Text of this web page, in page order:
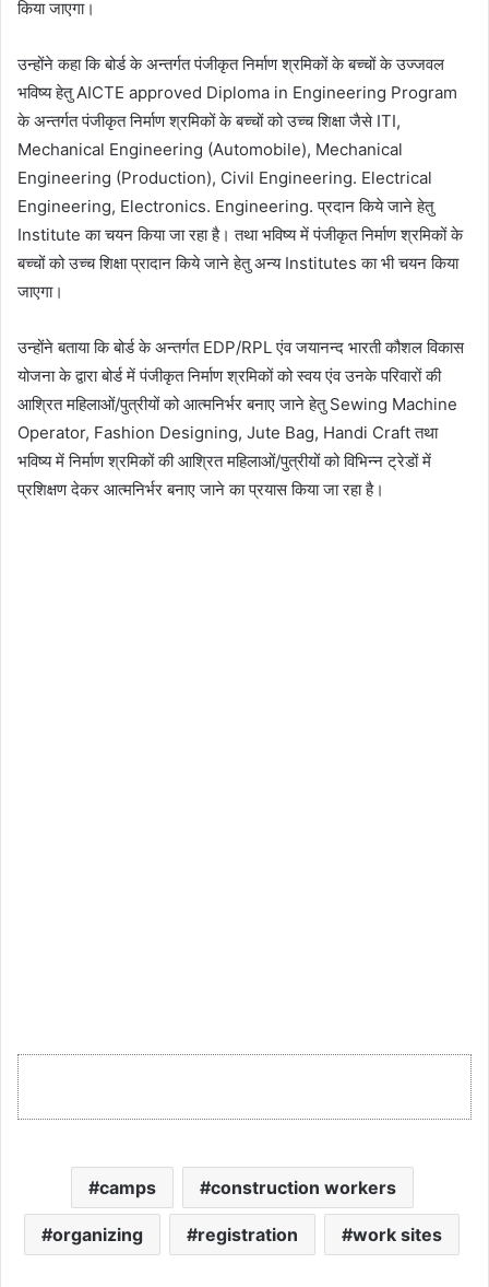
किया जाएगा।
उन्होंने कहा कि बोर्ड के अन्तर्गत पंजीकृत निर्माण श्रमिकों के बच्चों के उज्जवल
भविष्य हेतु AICTE approved Diploma in Engineering Program
के अन्तर्गत पंजीकृत निर्माण श्रमिकों के बच्चों को उच्च शिक्षा जैसे ITI,
Mechanical Engineering (Automobile), Mechanical
Engineering (Production), Civil Engineering. Electrical
Engineering, Electronics. Engineering. प्रदान किये जाने हेतु
Institute का चयन किया जा रहा है। तथा भविष्य में पंजीकृत निर्माण श्रमिकों के
बच्चों को उच्च शिक्षा प्रादान किये जाने हेतु अन्य Institutes का भी चयन किया
जाएगा।
उन्होंने बताया कि बोर्ड के अन्तर्गत EDP/RPL एंव जयानन्द भारती कौशल विकास
योजना के द्वारा बोर्ड में पंजीकृत निर्माण श्रमिकों को स्वय एंव उनके परिवारों की
आश्रित महिलाओं/पुत्रीयों को आत्मनिर्भर बनाए जाने हेतु Sewing Machine
Operator, Fashion Designing, Jute Bag, Handi Craft तथा
भविष्य में निर्माण श्रमिकों की आश्रित महिलाओं/पुत्रीयों को विभिन्न ट्रेडों में
प्रशिक्षण देकर आत्मनिर्भर बनाए जाने का प्रयास किया जा रहा है।
camps construction workers
organizing registration work sites